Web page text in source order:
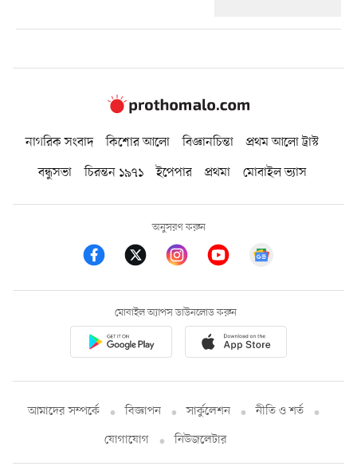
নাগরিক সংবাদ কিশোর আলো বিজ্ঞানচিন্তা
প্রথম আলো ট্রাস্ট
বন্ধুসভা
চিরন্তন ১৯৭১ ইপেপার প্রথমা মোবাইল ভ্যাস
অনুসরণ করুন
মোবাইল অ্যাপস ডাউনলোড করুন
আমাদের সম্পর্কে বিজ্ঞাপন সার্কুলেশন
নীতি ও শর্ত
যোগাযোগ
নিউজলেটার